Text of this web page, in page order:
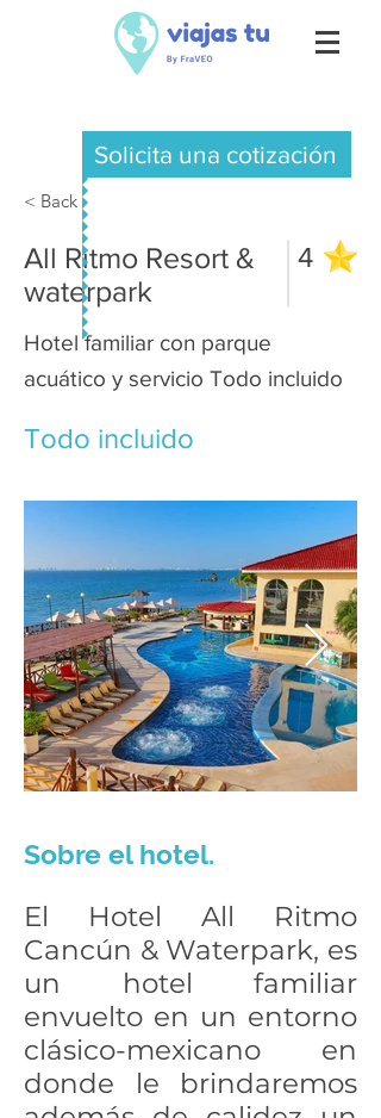
Solicita una cotización
< Back
All Ritmo Resort &
waterpark
4
Hotel familiar con parque
acuático y servicio Todo incluido
Todo incluido
Sobre el hotel.
El Hotel All Ritmo
Cancún & Waterpark, es
un hotel familiar
envuelto en un entorno
clásico-mexicano en
donde le brindaremos